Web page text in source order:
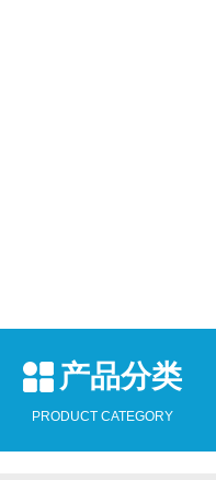
产品分类
PRODUCT CATEGORY